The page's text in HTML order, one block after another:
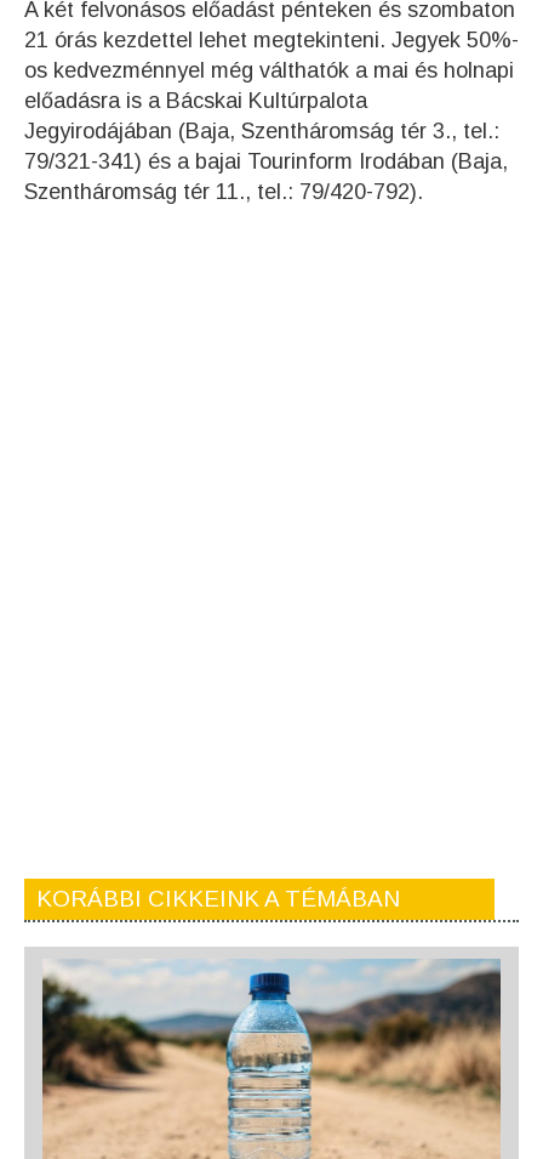
A két felvonásos előadást pénteken és szombaton
21 órás kezdettel lehet megtekinteni. Jegyek 50%-
os kedvezménnyel még válthatók a mai és holnapi
előadásra is a Bácskai Kultúrpalota
Jegyirodájában (Baja, Szentháromság tér 3., tel.:
79/321-341) és a bajai Tourinform Irodában (Baja,
Szentháromság tér 11., tel.: 79/420-792).
KORÁBBI CIKKEINK A TÉMÁBAN